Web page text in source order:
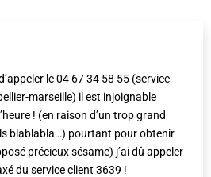
le 04 67 34 58 55 (service
marseille) il est injoignable
! (en raison d’un trop grand
blablabla…) pourtant pour obtenir
précieux sésame) j’ai dû appeler
du service client 3639 !